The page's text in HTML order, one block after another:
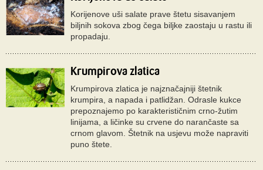
Korijenove uši salate prave štetu sisavanjem
biljnih sokova zbog čega biljke zaostaju u rastu ili
propadaju.
Krumpirova zlatica
Krumpirova zlatica je najznačajniji štetnik
krumpira, a napada i patlidžan. Odrasle kukce
prepoznajemo po karakterističnim crno-žutim
linijama, a ličinke su crvene do narančaste sa
crnom glavom. Štetnik na usjevu može napraviti
puno štete.